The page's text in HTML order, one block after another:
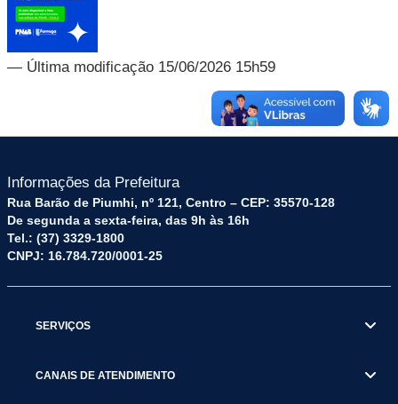
— Última modificação 15/06/2026 15h59
Informações da Prefeitura
Rua Barão de Piumhi, nº 121, Centro – CEP: 35570-128
De segunda a sexta-feira, das 9h às 16h
Tel.: (37) 3329-1800
CNPJ: 16.784.720/0001-25
SERVIÇOS
CANAIS DE ATENDIMENTO